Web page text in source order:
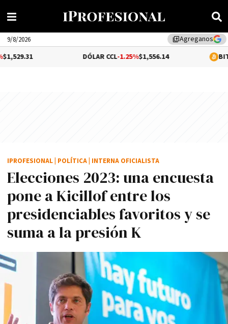
library_addAgreganos
9/8/2026
-1.25%$1,556.14 -0.04%
Elecciones 2023: una encuesta
pone a Kicillof entre los
presidenciables favoritos y se
suma a la presión K
IPROFESIONAL POLÍTICA INTERNA OFICIALISTA